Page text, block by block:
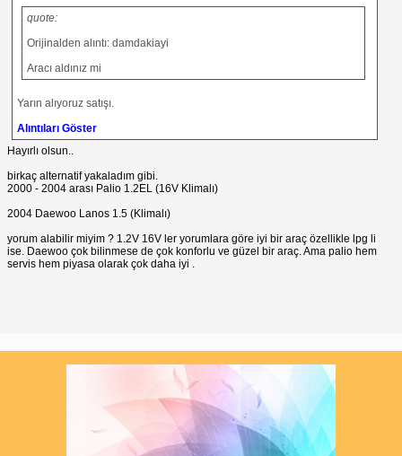
quote:
Orijinalden alıntı: damdakiayi
Aracı aldınız mi
Yarın alıyoruz satışı.
Alıntıları Göster
Hayırlı olsun..
birkaç alternatif yakaladım gibi.
2000 - 2004 arası Palio 1.2EL (16V Klimalı)
2004 Daewoo Lanos 1.5 (Klimalı)
yorum alabilir miyim ? 1.2V 16V ler yorumlara göre iyi bir araç özellikle lpg li
ise. Daewoo çok bilinmese de çok konforlu ve güzel bir araç. Ama palio hem
servis hem piyasa olarak çok daha iyi .